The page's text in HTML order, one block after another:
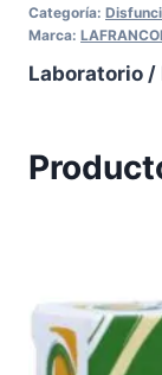
Categoría:
Marca:
Laboratorio /